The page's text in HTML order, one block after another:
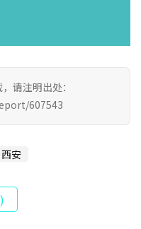
请注明出处：
607543
西安